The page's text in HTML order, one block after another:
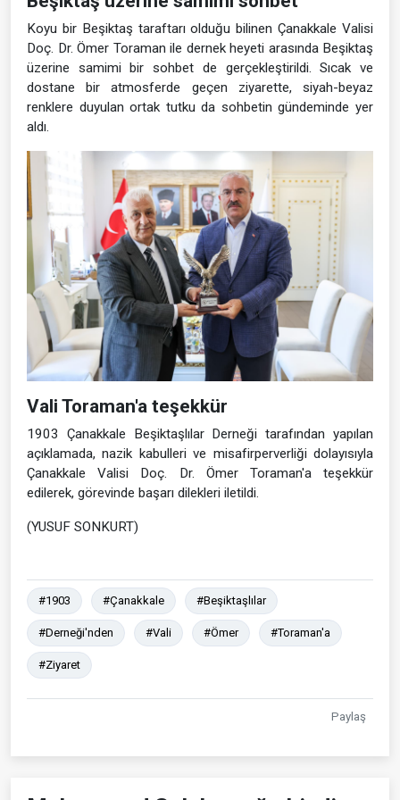
Koyu bir Beşiktaş taraftarı olduğu bilinen Çanakkale Valisi
Doç. Dr. Ömer Toraman ile dernek heyeti arasında Beşiktaş
üzerine samimi bir sohbet de gerçekleştirildi. Sıcak ve
dostane bir atmosferde geçen ziyarette, siyah-beyaz
renklere duyulan ortak tutku da sohbetin gündeminde yer
aldı.
Vali Toraman'a teşekkür
1903 Çanakkale Beşiktaşlılar Derneği tarafından yapılan
açıklamada, nazik kabulleri ve misafirperverliği dolayısıyla
Çanakkale Valisi Doç. Dr. Ömer Toraman'a teşekkür
edilerek, görevinde başarı dilekleri iletildi.
(YUSUF SONKURT)
#1903 #Çanakkale #Beşiktaşlılar
#Derneği'nden #Vali #Ömer #Toraman'a
#Ziyaret
Paylaş